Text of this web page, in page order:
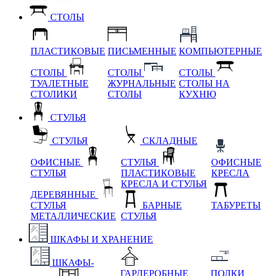
СТОЛЫ
ПЛАСТИКОВЫЕ
СТОЛЫ
ТУАЛЕТНЫЕ
СТОЛИКИ
ПИСЬМЕННЫЕ
СТОЛЫ
ЖУРНАЛЬНЫЕ
СТОЛЫ
КОМПЬЮТЕРНЫЕ
СТОЛЫ
СТОЛЫ НА
КУХНЮ
СТУЛЬЯ
СТУЛЬЯ
ОФИСНЫЕ
СТУЛЬЯ
ДЕРЕВЯННЫЕ
СТУЛЬЯ
МЕТАЛЛИЧЕСКИЕ
СКЛАДНЫЕ
СТУЛЬЯ
ПЛАСТИКОВЫЕ
КРЕСЛА И СТУЛЬЯ
БАРНЫЕ
СТУЛЬЯ
ОФИСНЫЕ
КРЕСЛА
ТАБУРЕТЫ
ШКАФЫ И ХРАНЕНИЕ
ШКАФЫ-
ГАРДЕРОБНЫЕ
ПОЛКИ